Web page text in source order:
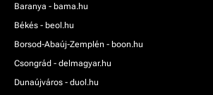
Baranya - bama.hu
Békés - beol.hu
Borsod-Abaúj-Zemplén - boon.hu
Csongrád - delmagyar.hu
Dunaújváros - duol.hu